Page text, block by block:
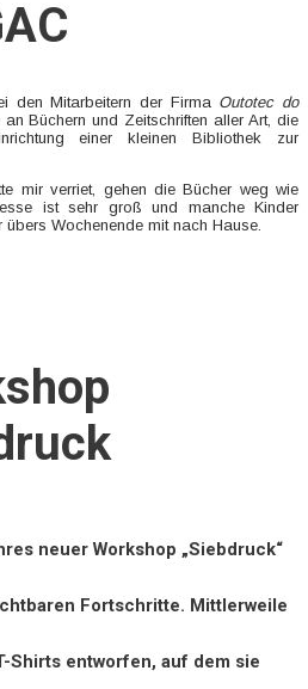
den Mitarbeitern der Firma Outotec do
Büchern und Zeitschriften aller Art, die
einer kleinen Bibliothek zur
mir verriet, gehen die Bücher weg wie
ist sehr groß und manche Kinder
Wochenende mit nach Hause.
neuer Workshop „Siebdruck“
Fortschritte. Mittlerweile
Shirts entworfen, auf dem sie